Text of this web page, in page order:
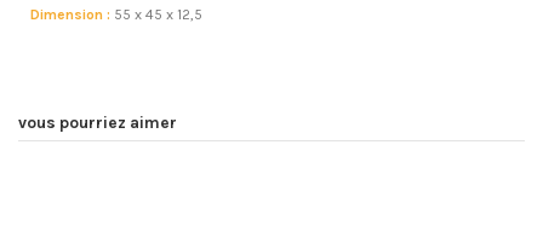
Dimension : 55 x 45 x 12,5
vous pourriez aimer